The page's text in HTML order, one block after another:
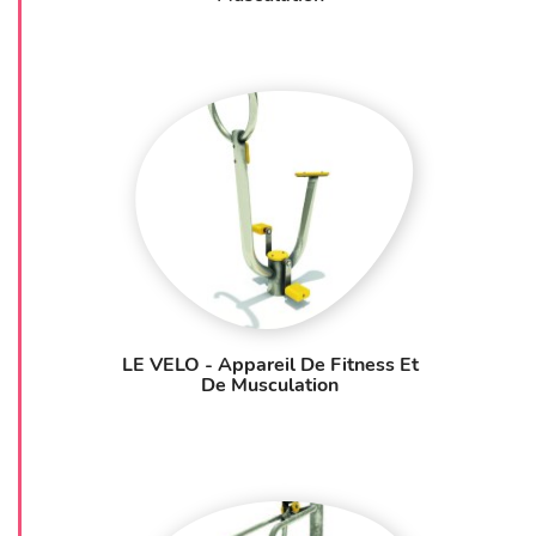
LE VELO - Appareil De Fitness Et
De Musculation